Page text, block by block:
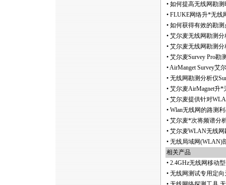
• 如何提高无线网勘
• FLUKE网络升*无线
• 如何获得有效的勘
• 艾尔麦无线网勘测
• 艾尔麦无线网勘测分
• 艾尔麦Survey Pro勘
•AirManget Survey艾
• 无线网勘测分析仪
• 艾尔麦AirMagnet升*
• 艾尔麦提供针对
• Wlan无线网的路测
• 艾尔麦*次将频谱分
• 艾尔麦WLAN无线网
• 无线局域网(WLAN)
相关产品
• 2.4GHz无线网移动
• 无线网测试专用定